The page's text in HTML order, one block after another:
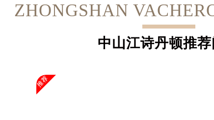
ZHONGSHAN
中山江诗丹顿推
推荐